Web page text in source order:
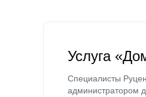
Услуга
Специалисты
администратором